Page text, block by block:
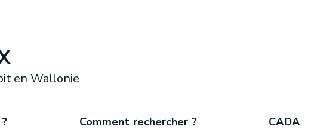
en Wallonie
Comment rechercher ? CADA